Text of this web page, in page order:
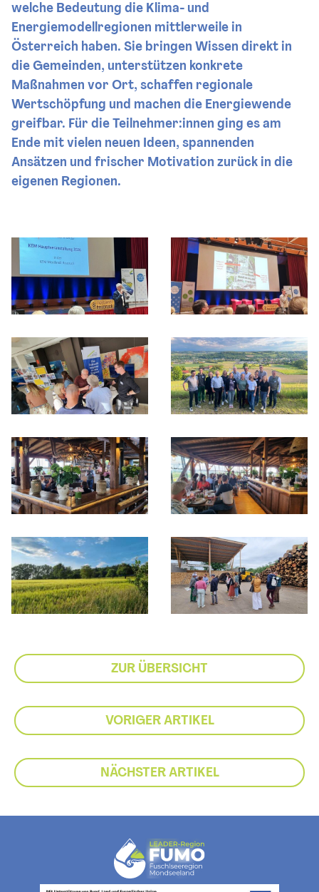
welche Bedeutung die Klima- und
Energiemodellregionen mittlerweile in
Österreich haben. Sie bringen Wissen direkt in
die Gemeinden, unterstützen konkrete
Maßnahmen vor Ort, schaffen regionale
Wertschöpfung und machen die Energiewende
greifbar. Für die Teilnehmer:innen ging es am
Ende mit vielen neuen Ideen, spannenden
Ansätzen und frischer Motivation zurück in die
eigenen Regionen.
ZUR ÜBERSICHT
VORIGER ARTIKEL
NÄCHSTER ARTIKEL